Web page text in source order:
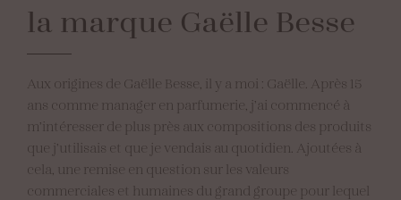
la marque Gaëlle Besse
Aux origines de Gaëlle Besse, il y a moi : Gaëlle. Après 15
ans comme manager en parfumerie, j’ai commencé à
m’intéresser de plus près aux compositions des produits
que j’utilisais et que je vendais au quotidien. Ajoutées à
cela, une remise en question sur les valeurs
commerciales et humaines du grand groupe pour lequel